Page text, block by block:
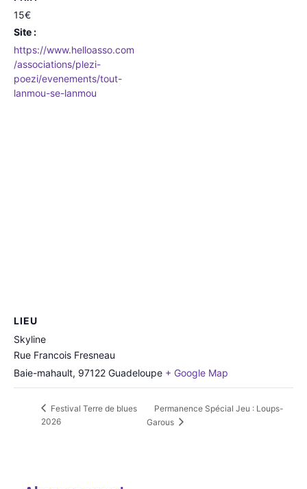
15€
Site :
https://www.helloasso.com
/associations/plezi-
poezi/evenements/tout-
lanmou-se-lanmou
LIEU
Skyline
Rue Francois Fresneau
Baie-mahault, 97122 Guadeloupe + Google Map
Festival Terre de blues
2026
Permanence Spécial Jeu : Loups-
Garous